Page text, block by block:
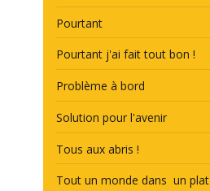
Pourtant
Pourtant j'ai fait tout bon !
Problème à bord
Solution pour l'avenir
Tous aux abris !
Tout un monde dans un plat